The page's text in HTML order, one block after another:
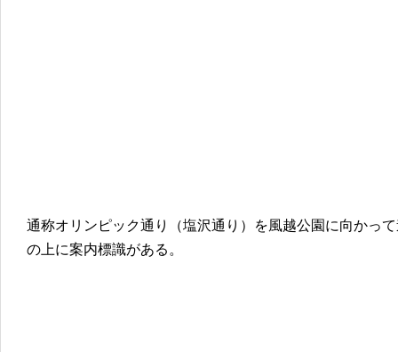
通称オリンピック通り（塩沢通り）を風越公園に向かっ
の上に案内標識がある。